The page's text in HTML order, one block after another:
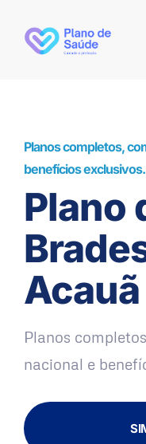
Planos completos,
benefícios exclusivos.
Plano
Acauã
Planos
nacional e